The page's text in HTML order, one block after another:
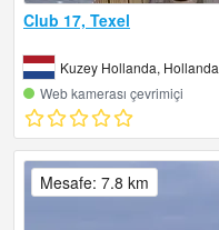
Club 17, Texel
Kuzey Hollanda, Hollanda
Web kamerası çevrimiçi
Mesafe: 7.8 km